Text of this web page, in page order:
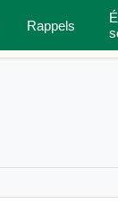
Rappels